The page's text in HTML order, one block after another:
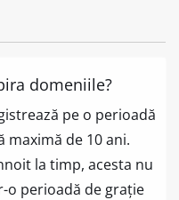
domeniile?
pe o perioadă
maximă de 10 ani.
la timp, acesta nu
o perioadă de grație